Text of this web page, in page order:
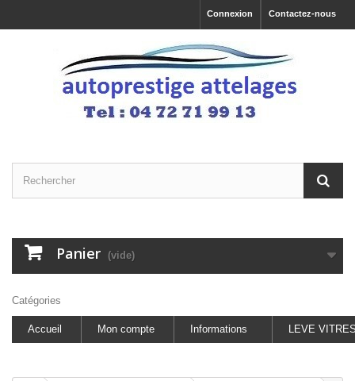
Contactez-nous
Connexion
Panier (vide)
Catégories
Accueil Mon compte Informations LEVE